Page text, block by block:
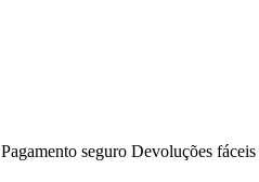
Pagamento seguro Devoluções fáceis